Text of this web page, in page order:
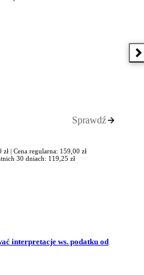
Sprawdź
zł | Cena regularna: 159,00 zł
30 dniach: 119,25 zł
interpretacje ws. podatku od